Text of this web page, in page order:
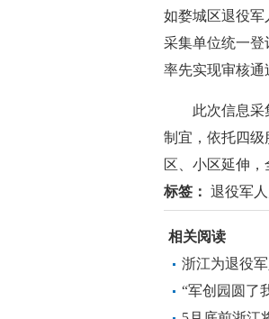
如婺城区退役
采集单位统一登
率先实现审核通
此次信息采集
制宜，依托四
区、小区延伸，
标签： 退役军
相关阅读
浙江为退役
“军创园圆了